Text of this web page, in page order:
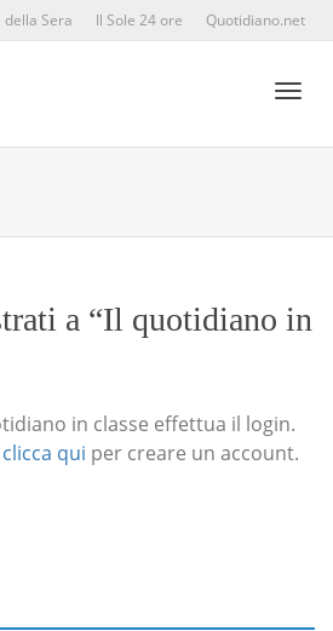
Sera Il Sole 24 ore Quotidiano.net
a “Il quotidiano in
in classe effettua il login.
clicca qui per creare un account.